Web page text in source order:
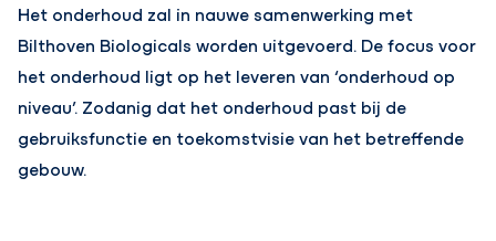
Het onderhoud zal in nauwe samenwerking met
Bilthoven Biologicals worden uitgevoerd. De focus voor
het onderhoud ligt op het leveren van ‘onderhoud op
niveau’. Zodanig dat het onderhoud past bij de
gebruiksfunctie en toekomstvisie van het betreffende
gebouw.